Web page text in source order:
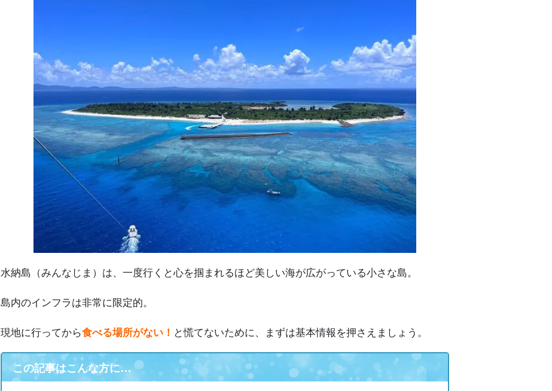
まとめ
水納島（みんなじま）は、一度行くと心を掴まれるほど美しい海が広がっている小さな島。
島内のインフラは非常に限定的。
現地に行ってから食べる場所がない！ と慌てないために、まずは基本情報を押さえましょう。
この記事はこんな方に…